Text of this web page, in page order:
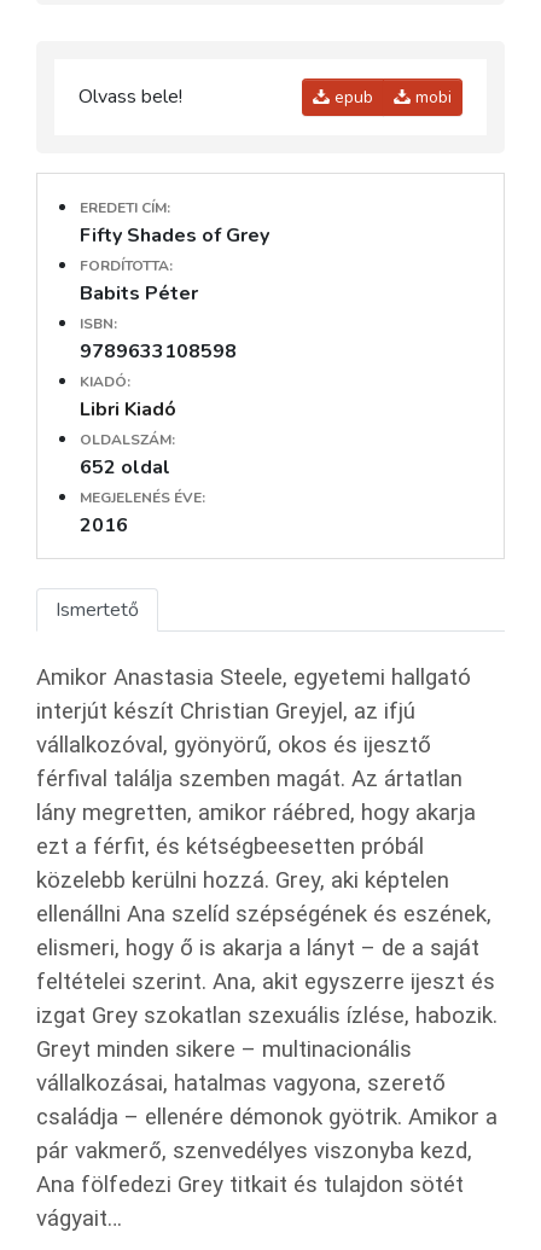
Olvass bele! epub mobi
EREDETI CÍM:
Fifty Shades of Grey
FORDÍTOTTA:
Babits Péter
ISBN:
9789633108598
KIADÓ:
Libri Kiadó
OLDALSZÁM:
652 oldal
MEGJELENÉS ÉVE:
2016
Ismertető
Amikor Anastasia Steele, egyetemi hallgató
interjút készít Christian Greyjel, az ifjú
vállalkozóval, gyönyörű, okos és ijesztő
férfival találja szemben magát. Az ártatlan
lány megretten, amikor ráébred, hogy akarja
ezt a férfit, és kétségbeesetten próbál
közelebb kerülni hozzá. Grey, aki képtelen
ellenállni Ana szelíd szépségének és eszének,
elismeri, hogy ő is akarja a lányt – de a saját
feltételei szerint. Ana, akit egyszerre ijeszt és
izgat Grey szokatlan szexuális ízlése, habozik.
Greyt minden sikere – multinacionális
vállalkozásai, hatalmas vagyona, szerető
családja – ellenére démonok gyötrik. Amikor a
pár vakmerő, szenvedélyes viszonyba kezd,
Ana fölfedezi Grey titkait és tulajdon sötét
vágyait…